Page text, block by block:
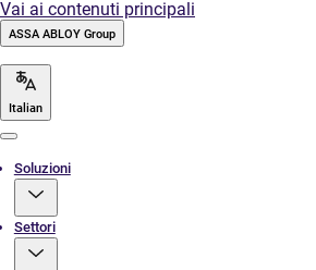
Vai ai contenuti principali
ASSA ABLOY Group
Italian
Soluzioni
Settori